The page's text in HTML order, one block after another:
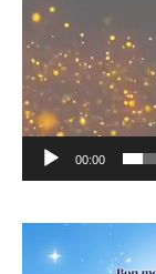
00:00